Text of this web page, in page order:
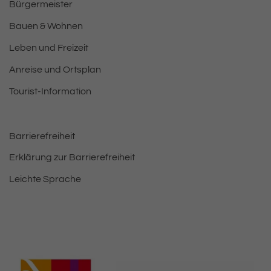
Bürgermeister
Bauen & Wohnen
Leben und Freizeit
Anreise und Ortsplan
Tourist-Information
Barrierefreiheit
Erklärung zur Barrierefreiheit
Leichte Sprache